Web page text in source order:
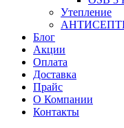
Утепление
Блог
Акции
Оплата
Доставка
Прайс
О Компании
Контакты